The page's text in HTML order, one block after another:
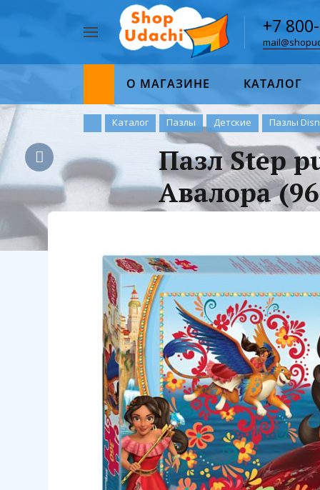
Найти
+7
О МАГАЗИНЕ КАТАЛОГ
Каталог Пазлы Детские Пазлы
Пазл Step
Авалора